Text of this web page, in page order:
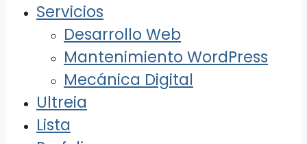
Servicios
Desarrollo Web
Mantenimiento WordPress
Mecánica Digital
Ultreia
Lista